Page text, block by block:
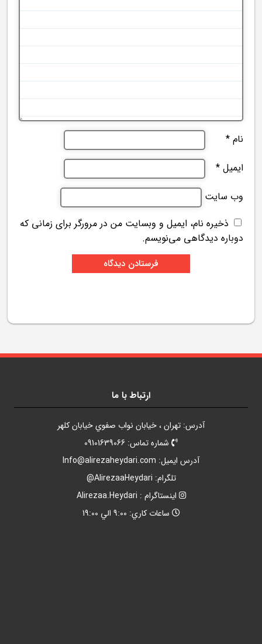
نام *
ایمیل *
وب‌ سایت
ذخیره نام، ایمیل و وبسایت من در مرورگر برای زمانی که
دوباره دیدگاهی می‌نویسم.
ارتباط با ما
آدرس: تهران ، خيابان نواب صفوي خيابان کلهر
شماره تماس: 09101639066
آدرس ايميل: Info@alirezaheydari.com
تلگرام: AlirezaaHeydari@
اينستاگرام : Alirezaa.Heydari
ساعات کاري: 9:00 الي 19:00